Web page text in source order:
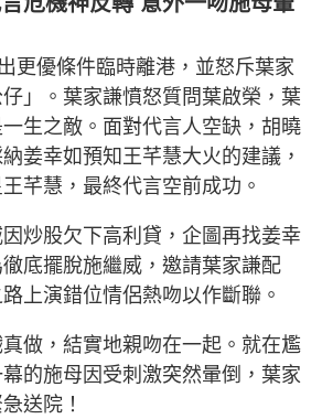
更優條件臨時離港，並怒斥葉家
」。葉家謙憤怒質問葉啟榮，葉
生之敵。面對代言人空缺，胡曉
姜幸如預知王芊慧大火的建議，
芊慧，最終代言空前成功。
炒股欠下高利貸，企圖再找姜幸
底擺脫施繼威，邀請葉家謙配
上演錯位情侶熱吻以作斷聯。
做，結實地親吻在一起。就在尷
的施母因受刺激突然暈倒，葉家
送院！